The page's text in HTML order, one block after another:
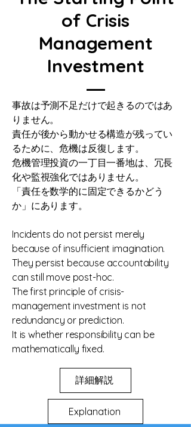
of Crisis
Management
Investment
事故は予測不足だけで起きるのではあ
りません。
責任が後から動かせる構造が残ってい
るために、危機は反復します。
危機管理投資の一丁目一番地は、冗長
化や監視強化ではありません。
「責任を数学的に固定できるかどう
か」にあります。
Incidents do not persist merely
because of insufficient imagination.
They persist because accountability
can still move post-hoc.
The first principle of crisis-
management investment is not
redundancy or prediction.
It is whether responsibility can be
mathematically fixed.
詳細解説
Explanation